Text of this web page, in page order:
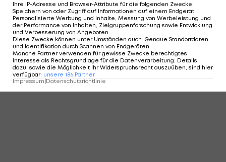
Ihre IP-Adresse und Browser-Attribute für die folgenden Zwecke:
Speichern von oder Zugriff auf Informationen auf einem Endgerät;
Personalisierte Werbung und Inhalte, Messung von Werbeleistung und
der Performance von Inhalten, Zielgruppenforschung sowie Entwicklung
und Verbesserung von Angeboten.
Diese Zwecke können unter Umständen auch: Genaue Standortdaten
und Identifikation durch Scannen von Endgeräten.
Manche Partner verwenden für gewisse Zwecke berechtigtes
Interesse als Rechtsgrundlage für die Datenverarbeitung. Details
dazu, sowie die Möglichkeit Ihr Widerspruchsrecht auszuüben, sind hier
verfügbar: unsere 186 Partner
Impressum Datenschutzrichtlinie